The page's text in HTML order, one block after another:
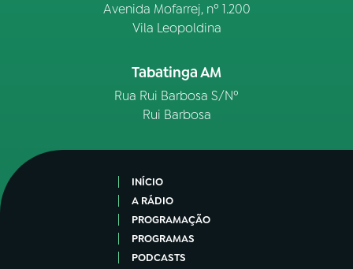
Avenida Mofarrej, nº 1.200
Vila Leopoldina
Tabatinga AM
Rua Rui Barbosa S/Nº
Rui Barbosa
INÍCIO
A RÁDIO
PROGRAMAÇÃO
PROGRAMAS
PODCASTS